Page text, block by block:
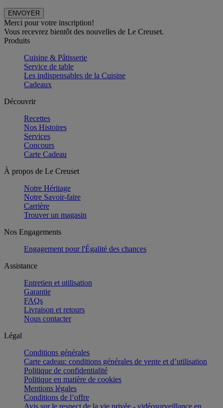
Merci pour votre inscription!
Vous recevrez bientôt des nouvelles de Le Creuset.
Produits
Cuisine & Pâtisserie
Service de table
Les indispensables de la Cuisine
Cadeaux
Découvrir
Recettes
Nos Histoires
Services
Concours
Carte Cadeau
À propos de Le Creuset
Notre Héritage
Notre Savoir-faire
Carrière
Trouver un magasin
Nos Engagements
Engagement pour l'Égalité des chances
Assistance
Entretien et utilisation
Garantie
FAQs
Livraison et retours
Nous contacter
Légal
Conditions générales
Carte cadeau: conditions générales de vente et d’utilisation
Politique de confidentialité
Politique en matière de cookies
Mentions légales
Conditions de l’offre
Avis sur le respect de la vie privée - vidéosurveillance en